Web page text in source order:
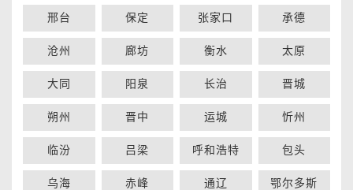
邢台 保定 张家口 承德
沧州 廊坊 衡水 太原
大同 阳泉 长治 晋城
朔州 晋中 运城 忻州
临汾 吕梁 呼和浩特 包头
乌海 赤峰 通辽 鄂尔多斯